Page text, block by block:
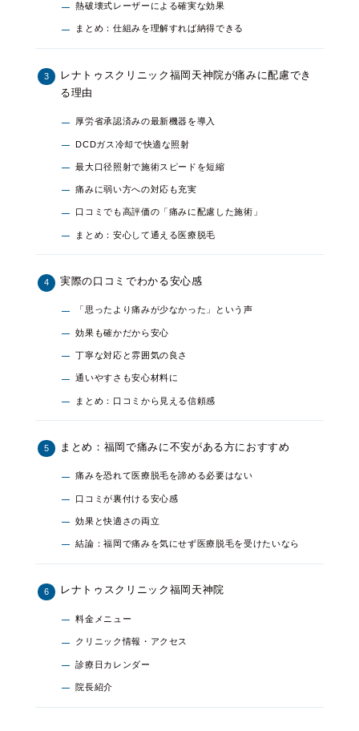
熱破壊式レーザーによる確実な効果
まとめ：仕組みを理解すれば納得できる
レナトゥスクリニック福岡天神院が痛みに配慮でき
る理由
厚労省承認済みの最新機器を導入
DCDガス冷却で快適な照射
最大口径照射で施術スピードを短縮
痛みに弱い方への対応も充実
口コミでも高評価の「痛みに配慮した施術」
まとめ：安心して通える医療脱毛
実際の口コミでわかる安心感
「思ったより痛みが少なかった」という声
効果も確かだから安心
丁寧な対応と雰囲気の良さ
通いやすさも安心材料に
まとめ：口コミから見える信頼感
まとめ：福岡で痛みに不安がある方におすすめ
痛みを恐れて医療脱毛を諦める必要はない
口コミが裏付ける安心感
効果と快適さの両立
結論：福岡で痛みを気にせず医療脱毛を受けたいなら
レナトゥスクリニック福岡天神院
料金メニュー
クリニック情報・アクセス
診療日カレンダー
院長紹介